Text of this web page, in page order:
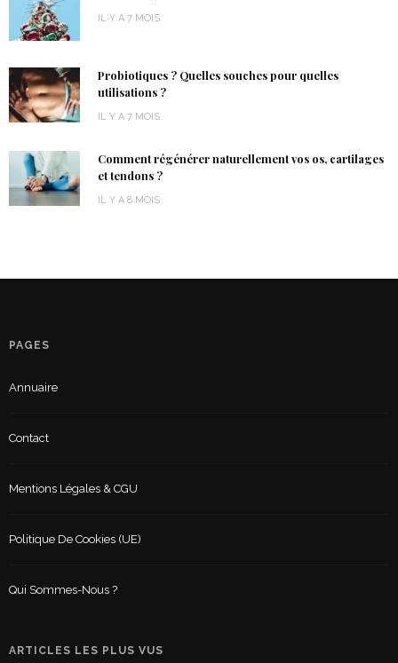
IL Y A 7 MOIS
Probiotiques ? Quelles souches pour quelles
utilisations ?
IL Y A 7 MOIS
Comment régénérer naturellement vos os, cartilages
et tendons ?
IL Y A 8 MOIS
PAGES
Annuaire
Contact
Mentions Légales & CGU
Politique De Cookies (UE)
Qui Sommes-Nous ?
ARTICLES LES PLUS VUS